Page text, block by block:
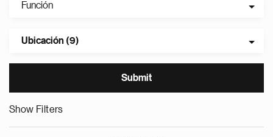
Función
Ubicación (9)
Show Filters